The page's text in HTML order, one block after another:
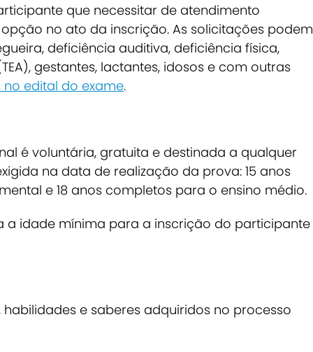
que necessitar de atendimento
no ato da inscrição. As solicitações podem
deficiência auditiva, deficiência física,
gestantes, lactantes, idosos e com outras
no edital do exame.
é voluntária, gratuita e destinada a qualquer
na data de realização da prova: 15 anos
e 18 anos completos para o ensino médio.
a idade mínima para a inscrição do participante
e saberes adquiridos no processo